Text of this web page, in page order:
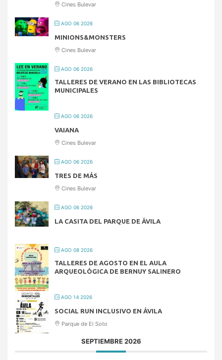
Cines Bulevar
AGO 06 2026
MINIONS&MONSTERS
Cines Bulevar
AGO 06 2026
TALLERES DE VERANO EN LAS BIBLIOTECAS
MUNICIPALES
AGO 06 2026
VAIANA
Cines Bulevar
AGO 06 2026
TRES DE MÁS
Cines Bulevar
AGO 06 2026
LA CASITA DEL PARQUE DE ÁVILA
AGO 08 2026
TALLERES DE AGOSTO EN EL AULA
ARQUEOLÓGICA DE BERNUY SALINERO
AGO 14 2026
SOCIAL RUN INCLUSIVO EN ÁVILA
Parque de El Soto
SEPTIEMBRE 2026